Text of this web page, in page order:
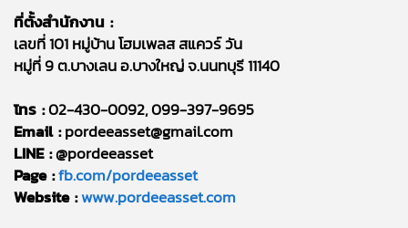
ที่ตั้งสำนักงาน :
เลขที่ 101 หมู่บ้าน โฮมเพลส สแควร์ วัน
หมู่ที่ 9 ต.บางเลน อ.บางใหญ่ จ.นนทบุรี 11140
โทร :02-430-0092, 099-397-9695
Email :pordeeasset@gmail.com
LINE :@pordeeasset
Page :fb.com/pordeeasset
Website :www.pordeeasset.com